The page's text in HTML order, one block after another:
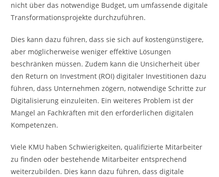
nicht über das notwendige Budget, um umfassende digitale
Transformationsprojekte durchzuführen.
Dies kann dazu führen, dass sie sich auf kostengünstigere,
aber möglicherweise weniger effektive Lösungen
beschränken müssen. Zudem kann die Unsicherheit über
den Return on Investment (ROI) digitaler Investitionen dazu
führen, dass Unternehmen zögern, notwendige Schritte zur
Digitalisierung einzuleiten. Ein weiteres Problem ist der
Mangel an Fachkräften mit den erforderlichen digitalen
Kompetenzen.
Viele KMU haben Schwierigkeiten, qualifizierte Mitarbeiter
zu finden oder bestehende Mitarbeiter entsprechend
weiterzubilden. Dies kann dazu führen, dass digitale